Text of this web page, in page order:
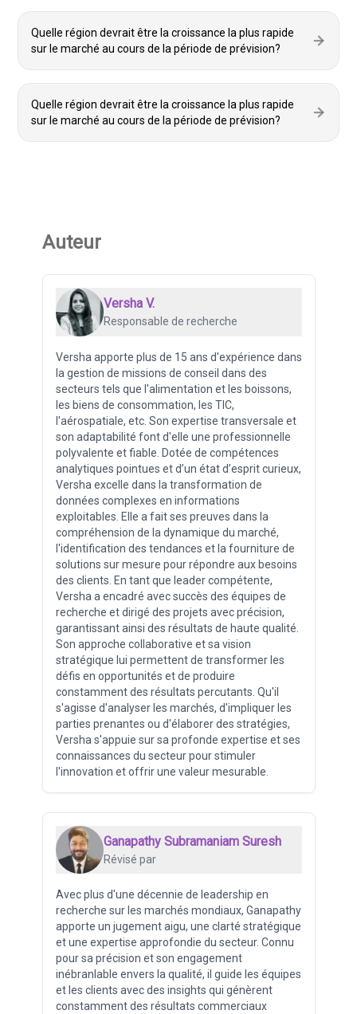
Quelle région devrait être la croissance la plus rapide
sur le marché au cours de la période de prévision?
Quelle région devrait être la croissance la plus rapide
sur le marché au cours de la période de prévision?
Auteur
Versha V.
Responsable de recherche
Versha apporte plus de 15 ans d'expérience dans
la gestion de missions de conseil dans des
secteurs tels que l'alimentation et les boissons,
les biens de consommation, les TIC,
l'aérospatiale, etc. Son expertise transversale et
son adaptabilité font d'elle une professionnelle
polyvalente et fiable. Dotée de compétences
analytiques pointues et d’un état d’esprit curieux,
Versha excelle dans la transformation de
données complexes en informations
exploitables. Elle a fait ses preuves dans la
compréhension de la dynamique du marché,
l'identification des tendances et la fourniture de
solutions sur mesure pour répondre aux besoins
des clients. En tant que leader compétente,
Versha a encadré avec succès des équipes de
recherche et dirigé des projets avec précision,
garantissant ainsi des résultats de haute qualité.
Son approche collaborative et sa vision
stratégique lui permettent de transformer les
défis en opportunités et de produire
constamment des résultats percutants. Qu'il
s'agisse d'analyser les marchés, d'impliquer les
parties prenantes ou d'élaborer des stratégies,
Versha s'appuie sur sa profonde expertise et ses
connaissances du secteur pour stimuler
l'innovation et offrir une valeur mesurable.
Ganapathy Subramaniam Suresh
Révisé par
Avec plus d'une décennie de leadership en
recherche sur les marchés mondiaux, Ganapathy
apporte un jugement aigu, une clarté stratégique
et une expertise approfondie du secteur. Connu
pour sa précision et son engagement
inébranlable envers la qualité, il guide les équipes
et les clients avec des insights qui génèrent
constamment des résultats commerciaux